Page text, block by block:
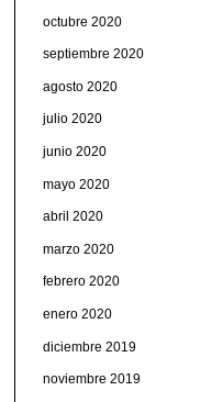
octubre 2020
septiembre 2020
agosto 2020
julio 2020
junio 2020
mayo 2020
abril 2020
marzo 2020
febrero 2020
enero 2020
diciembre 2019
noviembre 2019